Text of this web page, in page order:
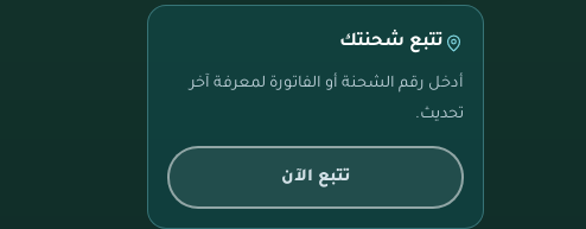
تتبع شحنتك
أدخل رقم الشحنة أو الفاتورة لمعرفة آخر
تحديث.
تتبع الآن